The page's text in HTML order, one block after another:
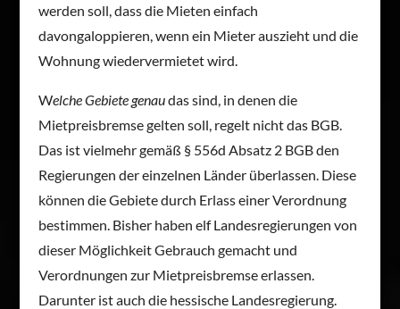
werden soll, dass die Mieten einfach
davongaloppieren, wenn ein Mieter auszieht und die
Wohnung wiedervermietet wird.
Welche Gebiete genaudas sind, in denen die
Mietpreisbremse gelten soll, regelt nicht das BGB.
Das ist vielmehr gemäß § 556d Absatz 2 BGB den
Regierungen der einzelnen Länder überlassen. Diese
können die Gebiete durch Erlass einer Verordnung
bestimmen. Bisher haben elf Landesregierungen von
dieser Möglichkeit Gebrauch gemacht und
Verordnungen zur Mietpreisbremse erlassen.
Darunter ist auch die hessische Landesregierung.